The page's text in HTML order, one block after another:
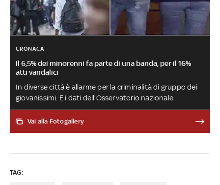
CRONACA
Il 6,5% dei minorenni fa parte di una banda, per il 16%
atti vandalici
In diverse città è allarme per la criminalità di gruppo dei
giovanissimi. E i dati dell’Osservatorio nazionale
sull'adolescenza danno un quadro preoccupante.
Secondo la procuratrice capo dei minori di Brescia,
social sono i reati più commessi: “Sono ragazzi con
tardi”. Oggi è la giornata nazionale contro il bullismo e il
Vai alla Fotogallery
TAG: